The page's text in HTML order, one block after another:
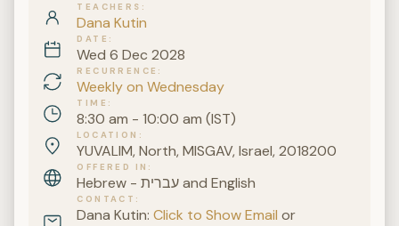
TEACHERS
Dana Kutin
DATE
Wed 6 Dec 2028
RECURRENCE
Weekly on Wednesday
TIME
8:30 am - 10:00 am (IST)
LOCATION
YUVALIM, North, MISGAV, Israel, 2018200
OFFERED IN
Hebrew - עברית and English
CONTACT
Dana Kutin:Click to Show Email or